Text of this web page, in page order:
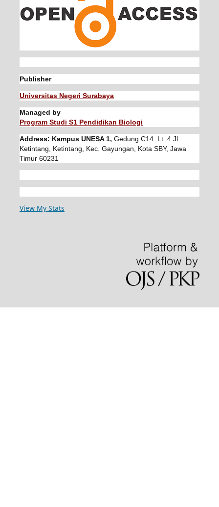
Publisher
Universitas Negeri Surabaya
Managed by
Program Studi S1 Pendidikan Biologi
Address: Kampus UNESA 1, Gedung C14. Lt. 4 Jl.
Ketintang, Ketintang, Kec. Gayungan, Kota SBY, Jawa
Timur 60231
View My Stats